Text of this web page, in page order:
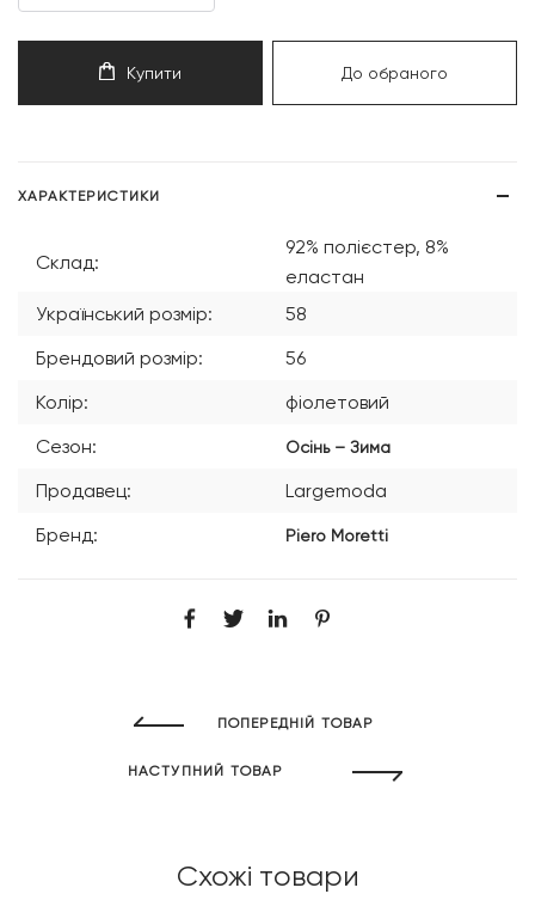
Купити До обраного
ХАРАКТЕРИСТИКИ
Склад:
92% полієстер, 8%
еластан
Український розмір:
58
Брендовий розмір:
56
Колір:
фіолетовий
Сезон:
Осінь – Зима
Продавец:
Largemoda
Бренд:
Piero Moretti
ПОПЕРЕДНІЙ ТОВАР
НАСТУПНИЙ ТОВАР
Схожі товари